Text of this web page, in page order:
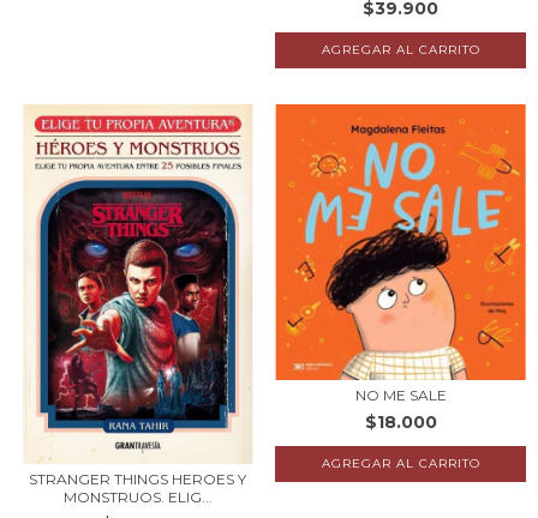
$39.900
STRANGER THINGS HEROES Y
MONSTRUOS. ELIG...
NO ME SALE
$18.000